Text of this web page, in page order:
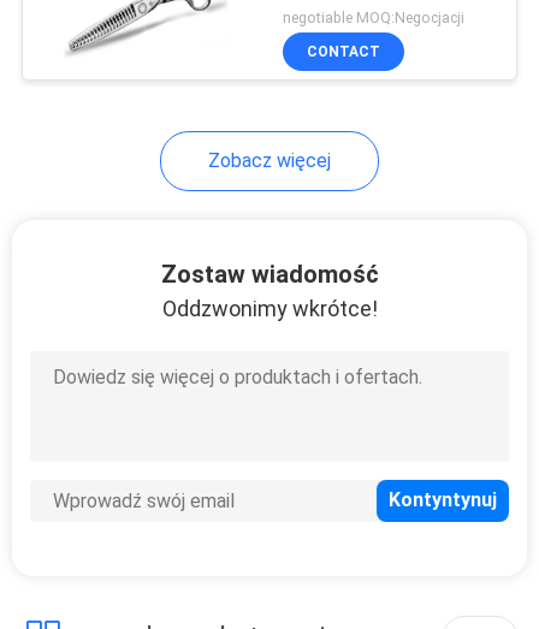
włosów Ostra końcówka
ostrza Dobra gładkość
negotiable MOQ:Negocjacji
CONTACT
Zobacz więcej
Zostaw wiadomość
Oddzwonimy wkrótce!